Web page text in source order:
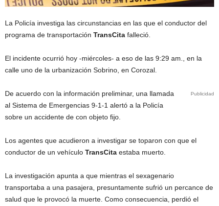
La Policía investiga las circunstancias en las que el conductor del
programa de transportación TransCita falleció.
El incidente ocurrió hoy -miércoles- a eso de las 9:29 am., en la
calle uno de la urbanización Sobrino, en Corozal.
Publicidad
De acuerdo con la información preliminar, una llamada
al Sistema de Emergencias 9-1-1 alertó a la Policía
sobre un accidente de con objeto fijo.
Los agentes que acudieron a investigar se toparon con que el
conductor de un vehículo TransCita estaba muerto.
La investigación apunta a que mientras el sexagenario
transportaba a una pasajera, presuntamente sufrió un percance de
salud que le provocó la muerte. Como consecuencia, perdió el